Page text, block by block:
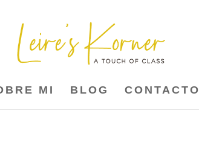
MI BLOG CONTACTO